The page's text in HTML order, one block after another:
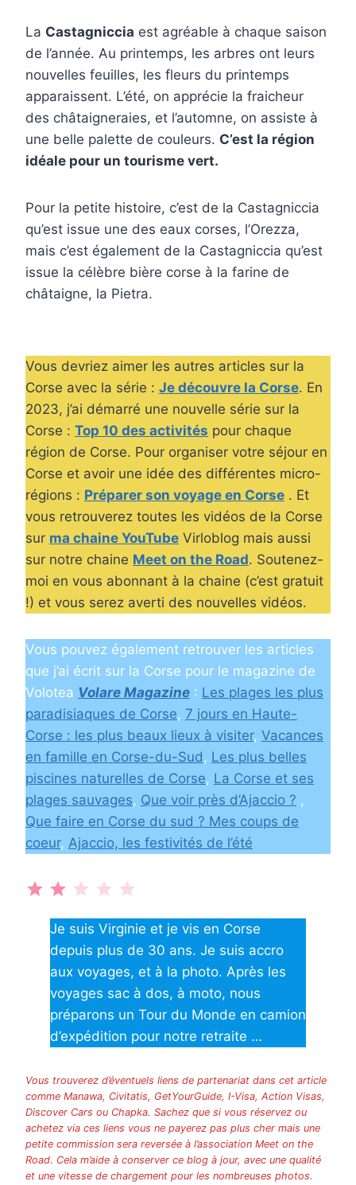
La Castagniccia est agréable à chaque saison
de l’année. Au printemps, les arbres ont leurs
nouvelles feuilles, les fleurs du printemps
apparaissent. L’été, on apprécie la fraicheur
des châtaigneraies, et l’automne, on assiste à
une belle palette de couleurs. C’est la région
idéale pour un tourisme vert.
Pour la petite histoire, c’est de la Castagniccia
qu’est issue une des eaux corses, l’Orezza,
mais c’est également de la Castagniccia qu’est
issue la célèbre bière corse à la farine de
châtaigne, la Pietra.
Vous devriez aimer les autres articles sur la
Corse avec la série : Je découvre la Corse. En
2023, j’ai démarré une nouvelle série sur la
Corse : Top 10 des activités pour chaque
région de Corse. Pour organiser votre séjour en
Corse et avoir une idée des différentes micro-
régions : Préparer son voyage en Corse . Et
vous retrouverez toutes les vidéos de la Corse
sur ma chaine YouTube Virloblog mais aussi
sur notre chaine Meet on the Road. Soutenez-
moi en vous abonnant à la chaine (c’est gratuit
!) et vous serez averti des nouvelles vidéos.
Vous pouvez également retrouver les articles
que j’ai écrit sur la Corse pour le magazine de
Volotea Volare Magazine : Les plages les plus
paradisiaques de Corse, 7 jours en Haute-
Corse : les plus beaux lieux à visiter, Vacances
en famille en Corse-du-Sud , Les plus belles
piscines naturelles de Corse, La Corse et ses
plages sauvages, Que voir près d’Ajaccio ? ,
Que faire en Corse du sud ? Mes coups de
coeur, Ajaccio, les festivités de l’été
Je suis Virginie et je vis en Corse
depuis plus de 30 ans. Je suis accro
aux voyages, et à la photo. Après les
voyages sac à dos, à moto, nous
préparons un Tour du Monde en camion
d’expédition pour notre retraite …
Vous trouverez d’éventuels liens de partenariat dans cet article
comme Manawa, Civitatis, GetYourGuide, I-Visa, Action Visas,
Discover Cars ou Chapka. Sachez que si vous réservez ou
achetez via ces liens vous ne payerez pas plus cher mais une
petite commission sera reversée à l’association Meet on the
Road. Cela m’aide à conserver ce blog à jour, avec une qualité
et une vitesse de chargement pour les nombreuses photos.